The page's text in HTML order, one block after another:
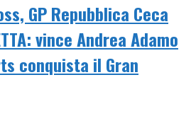
GP Repubblica Ceca
vince Andrea Adamo
conquista il Gran